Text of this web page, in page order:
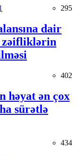
295
dair
zəifliklərin
402
həyat ən çox
sürətlə
434